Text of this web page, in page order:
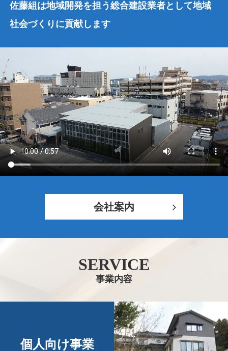
佐藤組は地域開発を担う総合建設業者として地域
社会づくりに貢献します
会社案内
SERVICE
事業内容